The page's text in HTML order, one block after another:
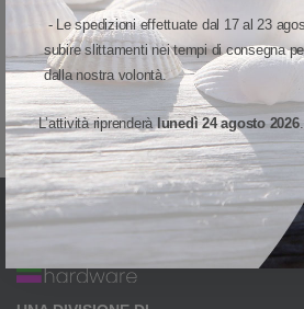
- Le spedizioni effettuate dal 17 al 23
subire slittamenti nei tempi di consegna
dalla nostra volontà.
L’attività riprenderàlunedì 24 agosto 2026.